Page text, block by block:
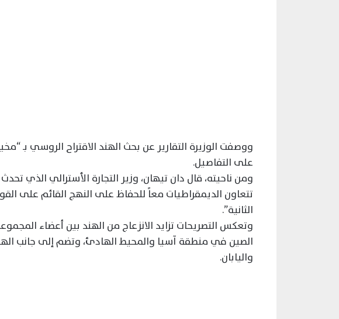
ووصفت الوزيرة التقارير عن بحث الهند الاقتراح الروسي بـ
على التفاصيل.
ومن ناحيته، قال دان تيهان، وزير التجارة الأسترالي الذي
تتعاون الديمقراطيات معاً للحفاظ على النهج القائم على
الثانية”.
وتعكس التصريحات تزايد الانزعاج من الهند بين أعضاء
الصين في منطقة آسيا والمحيط الهادئ، وتضم إلى جانب الهند،
واليابان.